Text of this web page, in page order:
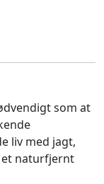
som at
liv med jagt,
naturfjernt